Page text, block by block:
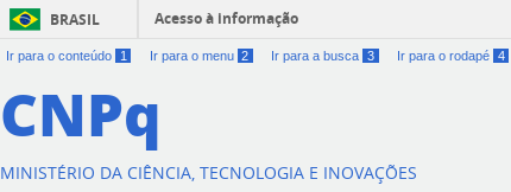
BRASIL Acesso à informação
Ir para o conteúdo 1 Ir para o menu 2 Ir para a busca 3 Ir para o rodapé 4
CNPq
MINISTÉRIO DA CIÊNCIA, TECNOLOGIA E INOVAÇÕES